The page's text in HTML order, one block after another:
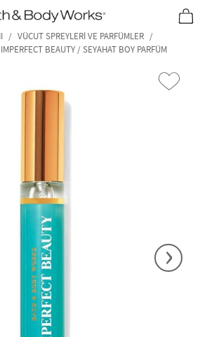
Ücretsiz!• *Promosyon Detayları
VÜCUT SPREYLERI VE PARFÜMLER
IMPERFECT BEAUTY / SEYAHAT BOY PARFÜM
›